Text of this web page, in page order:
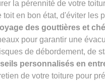
la pérennité de votre
toit en bon état, d'éviter les
des gouttières et
pour garantir une
de débordement, de
personnalisés en
de votre toiture pour